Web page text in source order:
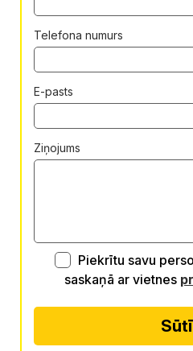
Telefona numurs
E-pasts
Ziņojums
Piekrītu savu
saskaņā ar vietnes